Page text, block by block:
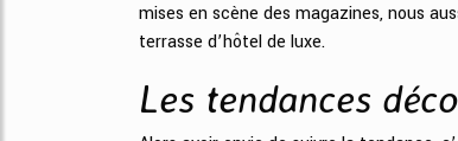
mises en scène des magazines, nous
terrasse d’hôtel de luxe.
Les tendances